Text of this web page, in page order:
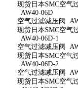
现货日本SMC空气
AW40-06D
空气过滤减压阀
现货日本SMC空气
AW40-06D-1
空气过滤减压阀
现货日本SMC空气
AW40-06D-2
空气过滤减压阀
现货日本SMC空气